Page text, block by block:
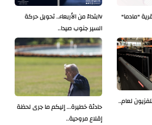
Vابتداءً من الأربعاء.. تحويل حركة
السير جنوب صيدا..
"مادما"
حادثة خطيرة... إليكم ما جرى لحظة
إقلاع مروحية..
لعام..